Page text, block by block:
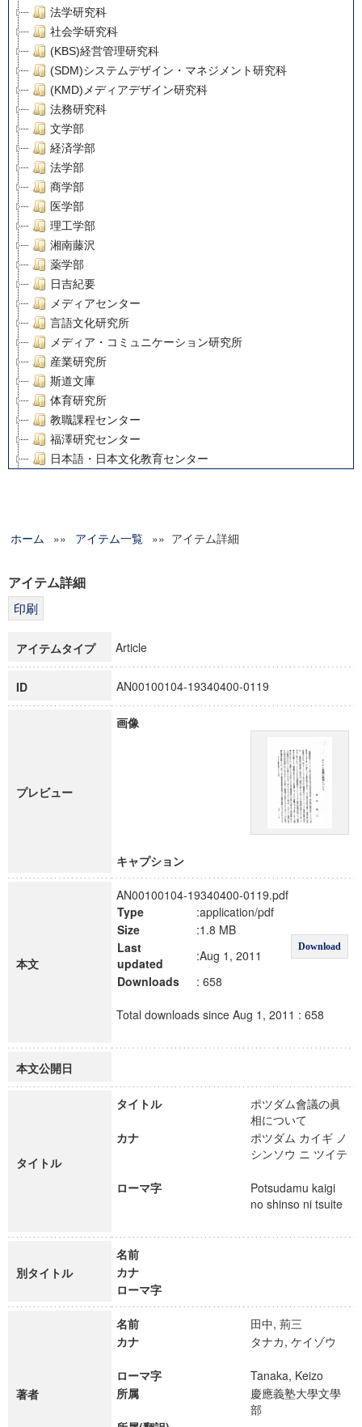
法学研究科
社会学研究科
(KBS)経営管理研究科
(SDM)システムデザイン・マネジメント研究科
(KMD)メディアデザイン研究科
法務研究科
文学部
経済学部
法学部
商学部
医学部
理工学部
湘南藤沢
薬学部
日吉紀要
メディアセンター
言語文化研究所
メディア・コミュニケーション研究所
産業研究所
斯道文庫
体育研究所
教職課程センター
福澤研究センター
日本語・日本文化教育センター
グローバルリサーチインスティテュート
科学研究費補助金研究成果報告書
博士課程教育リーディングプログラム「超成熟社会発展のサ
ホーム »» アイテム一覧 »» アイテム詳細
アイテム詳細
アイテムタイプ Article
ID AN00100104-19340400-0119
プレビュー
画像
キャプション
本文
AN00100104-19340400-0119.pdf
Type
:application/pdf
Download
Size
:1.8 MB
Last
updated
:Aug 1, 2011
Downloads
: 658
Total downloads since Aug 1, 2011 : 658
本文公開日
タイトル
タイトル
ポツダム會議の眞
相について
カナ
ポツダム カイギ ノ
シンソウ ニ ツイテ
ローマ字
Potsudamu kaigi
no shinso ni tsuite
別タイトル
名前
カナ
ローマ字
著者
名前
田中, 荊三
カナ
タナカ, ケイゾウ
ローマ字
Tanaka, Keizo
所属
慶應義塾大學文學
部